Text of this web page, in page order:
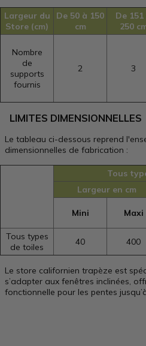
Largeur du
Store (cm)
De 50 à 150
cm
De 151
250
Nombre
de
supports
fournis
2 3
LIMITES DIMENSIONNELLES
Le tableau ci-dessous reprend
dimensionnelles de fabrication :
Tous
Largeur en cm
Mini Maxi
Tous types
de toiles
40 400
Le store californien trapèze est
s’adapter aux fenêtres inclinées,
fonctionnelle pour les pentes